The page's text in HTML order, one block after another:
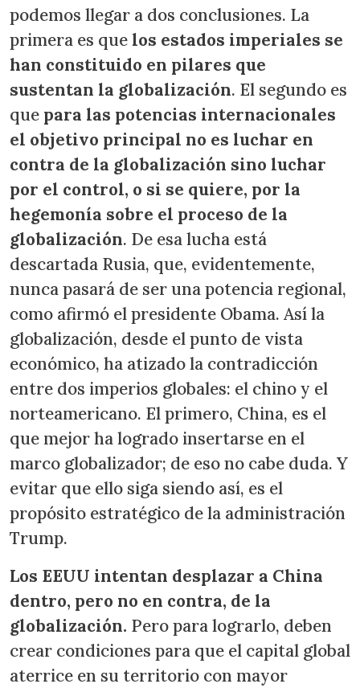
podemos llegar a dos conclusiones. La
primera es que los estados imperiales se
han constituido en pilares que
sustentan la globalización. El segundo es
que para las potencias internacionales
el objetivo principal no es luchar en
contra de la globalización sino luchar
por el control, o si se quiere, por la
hegemonía sobre el proceso de la
globalización. De esa lucha está
descartada Rusia, que, evidentemente,
nunca pasará de ser una potencia regional,
como afirmó el presidente Obama. Así la
globalización, desde el punto de vista
económico, ha atizado la contradicción
entre dos imperios globales: el chino y el
norteamericano. El primero, China, es el
que mejor ha logrado insertarse en el
marco globalizador; de eso no cabe duda. Y
evitar que ello siga siendo así, es el
propósito estratégico de la administración
Trump.
Los EEUU intentan desplazar a China
dentro, pero no en contra, de la
globalización. Pero para lograrlo, deben
crear condiciones para que el capital global
aterrice en su territorio con mayor